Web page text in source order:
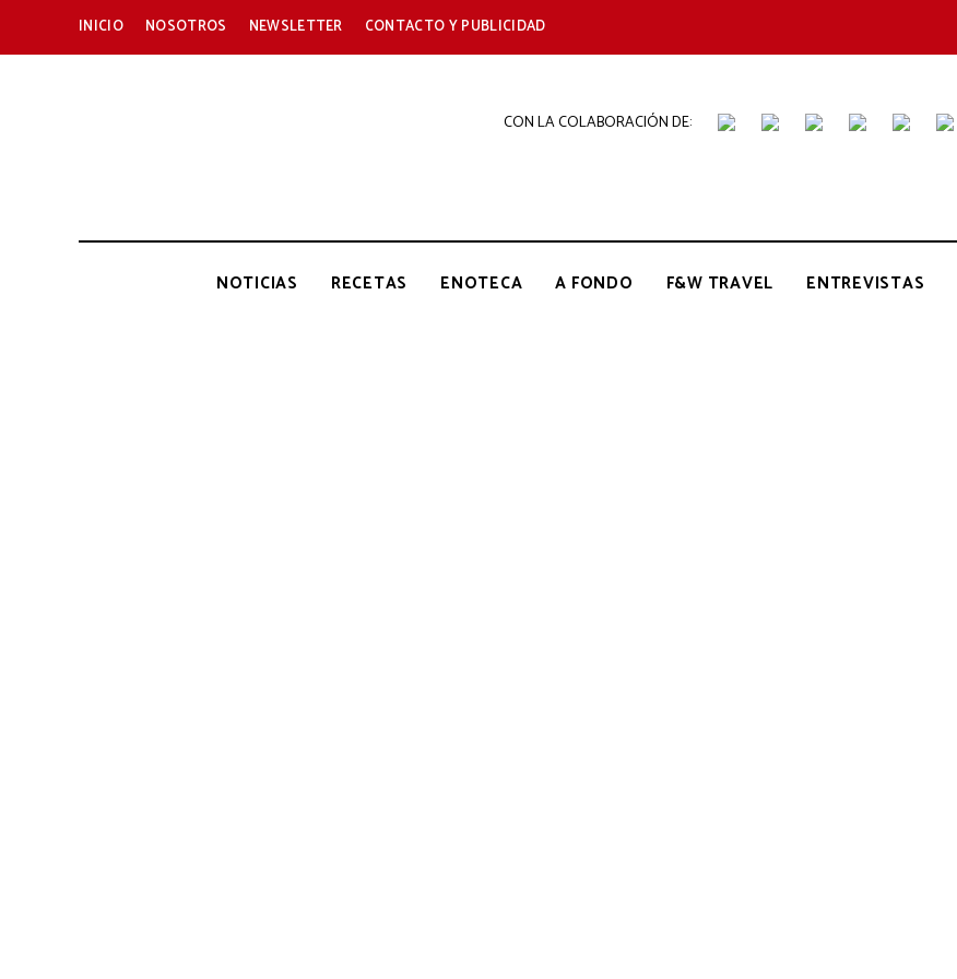
INICIO NOSOTROS NEWSLETTER CONTACTO Y PUBLICIDAD
CON LA COLABORACIÓN DE:
THE
GOURMET
Gastronomía
NOTICIAS
RECETAS ENOTECA A FONDO F&W TRAVEL ENTREVISTAS